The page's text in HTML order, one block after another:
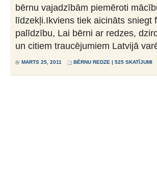
bērnu vajadzībām piemēroti
līdzekļi.Ikviens tiek aicināts sniegt
palīdzību, Lai bērni ar redzes,
un citiem traucējumiem Latvijā
MARTS 25, 2011 BĒRNU REDZE | 525 SKATĪJUMI